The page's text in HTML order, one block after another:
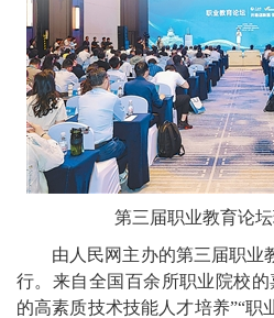
第三届职业教育论坛
由人民网主办的第三届职业
行。来自全国百余所职业院校
的高素质技术技能人才培养”“职